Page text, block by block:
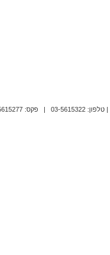
| טלפון: 03-5615322 | פקס: 03-5615277